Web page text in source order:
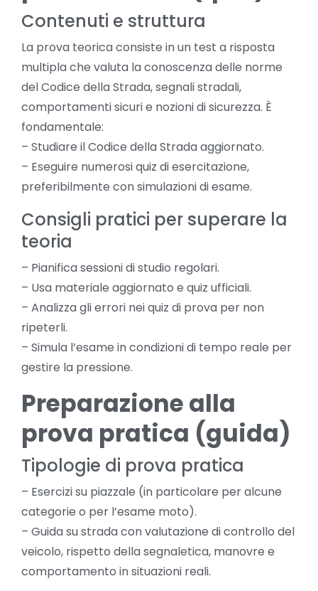
Contenuti e struttura
La prova teorica consiste in un test a risposta
multipla che valuta la conoscenza delle norme
del Codice della Strada, segnali stradali,
comportamenti sicuri e nozioni di sicurezza. È
fondamentale:
– Studiare il Codice della Strada aggiornato.
– Eseguire numerosi quiz di esercitazione,
preferibilmente con simulazioni di esame.
Consigli pratici per superare la
teoria
– Pianifica sessioni di studio regolari.
– Usa materiale aggiornato e quiz ufficiali.
– Analizza gli errori nei quiz di prova per non
ripeterli.
– Simula l’esame in condizioni di tempo reale per
gestire la pressione.
Preparazione alla
prova pratica (guida)
Tipologie di prova pratica
– Esercizi su piazzale (in particolare per alcune
categorie o per l’esame moto).
– Guida su strada con valutazione di controllo del
veicolo, rispetto della segnaletica, manovre e
comportamento in situazioni reali.